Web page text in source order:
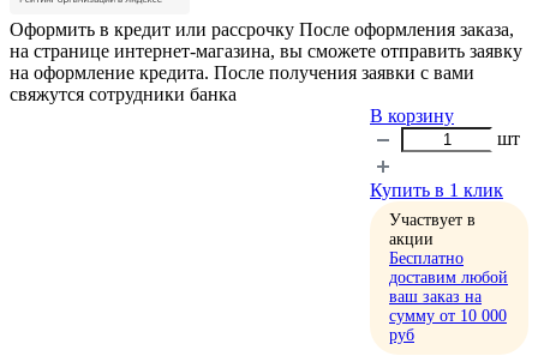
Оформить в кредит или рассрочку После оформления заказа,
на странице интернет-магазина, вы сможете отправить заявку
на оформление кредита. После получения заявки с вами
свяжутся сотрудники банка
В корзину
шт
Купить в 1 клик
Участвует в
акции
Бесплатно
доставим любой
ваш заказ на
сумму от 10 000
руб